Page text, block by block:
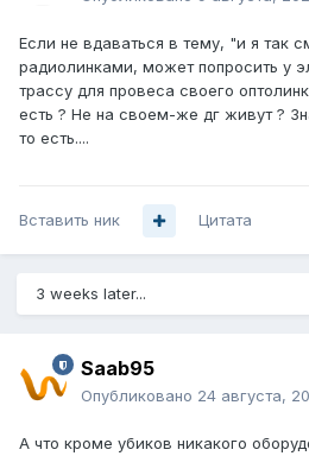
Если не вдаваться в тему, "и я так
радиолинками, может попросить у
трассу для провеса своего
есть ? Не на своем-же дг живут ?
то есть....
Вставить ник Цитата
3 weeks later...
Saab95
Опубликовано 24 августа,
А что кроме убиков никакого